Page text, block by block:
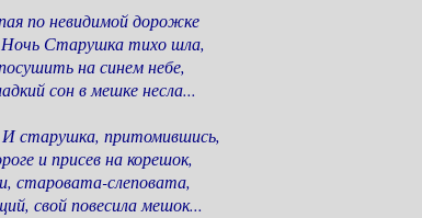
по невидимой дорожке
Старушка тихо шла,
на синем небе,
сон в мешке несла...
старушка, притомившись,
и присев на корешок,
старовата-слеповата,
свой повесила мешок...